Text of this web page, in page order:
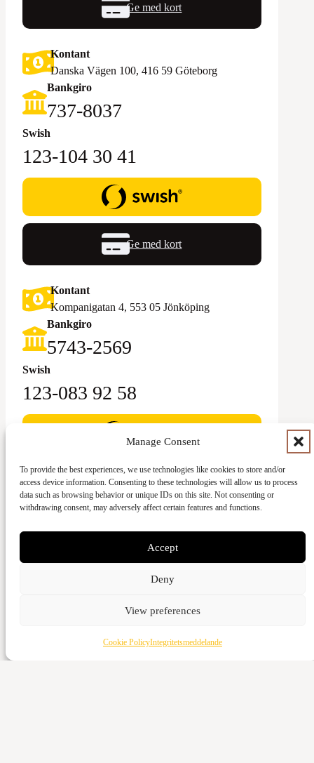
Manage Consent
To provide the best experiences, we use technologies like cookies to store and/or
access device information. Consenting to these technologies will allow us to process
data such as browsing behavior or unique IDs on this site. Not consenting or
withdrawing consent, may adversely affect certain features and functions.
Accept
Deny
View preferences
Cookie PolicyIntegritetsmeddelande
Ge med kort
Kontant
Danska Vägen 100, 416 59 Göteborg
Bankgiro
‪737-8037‬
Swish
123-104 30 41
Ge med kort
Kontant
Kompanigatan 4, 553 05 Jönköping
Bankgiro
5743-2569‬
Swish
123-083 92 58
Ge med kort
Vattenverksvägen 44, 212 21 Malmö
Bankgiro